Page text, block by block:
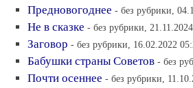
Предновогоднее - без рубрики,
Не в сказке - без рубрики,
Заговор - без рубрики, 16.02.2022
Бабушки страны Советов - без
Почти осеннее - без рубрики,